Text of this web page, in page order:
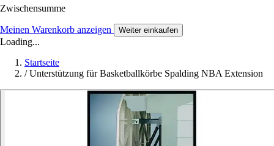
Zwischensumme
Meinen Warenkorb anzeigen Weiter einkaufen
Loading...
Startseite
/ Unterstützung für Basketballkörbe Spalding NBA Extension